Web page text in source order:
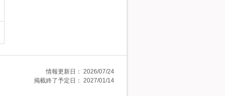
情報更新日： 2026/07/24
掲載終了予定日： 2027/01/14